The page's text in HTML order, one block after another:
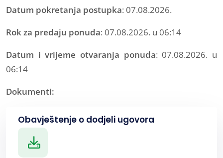
Datum pokretanja postupka: 07.08.2026.
Rok za predaju ponuda: 07.08.2026. u 06:14
Datum i vrijeme otvaranja ponuda: 07.08.2026. u
06:14
Dokumenti:
Obavještenje o dodjeli ugovora